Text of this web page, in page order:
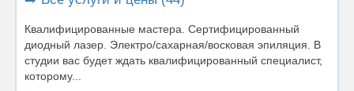
Квалифицированные мастера. Сертифицированный
диодный лазер. Электро/сахарная/восковая эпиляция. В
студии вас будет ждать квалифицированный специалист,
которому...